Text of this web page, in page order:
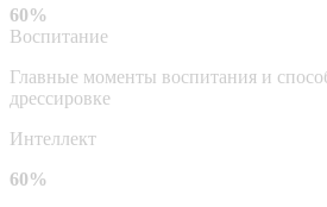
60%
Воспитание
Главные моменты воспитания и
дрессировке
Интеллект
60%